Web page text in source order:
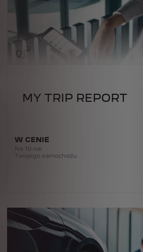
MY TRIP REPORT
W CENIE
Na 10 rok
Twojego samochodu